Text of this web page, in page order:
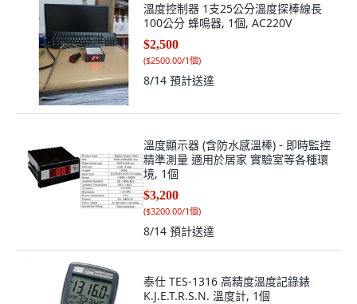
溫度控制器 1支25公分溫度探棒線長
100公分 蜂鳴器, 1個, AC220V
$2,500
($2500.00/1個)
8/14 預計送達
溫度顯示器 (含防水感溫棒) - 即時監控
精準測量 適用於居家 實驗室等各種環
境, 1個
$3,200
($3200.00/1個)
8/14 預計送達
泰仕 TES-1316 高精度溫度記錄錶
K.J.E.T.R.S.N. 溫度計, 1個